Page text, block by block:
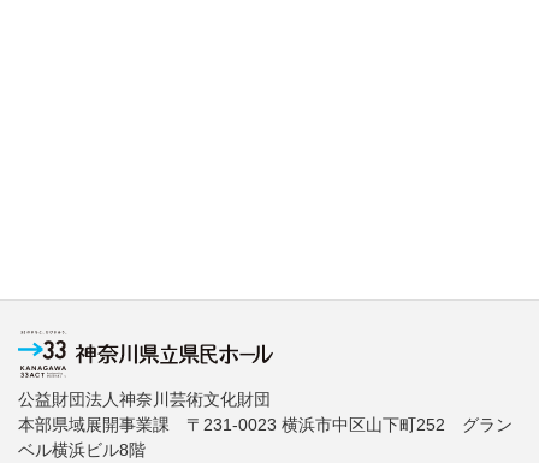
公益財団法人神奈川芸術文化財団
本部県域展開事業課 〒231-0023 横浜市中区山下町252 グラン
ベル横浜ビル8階